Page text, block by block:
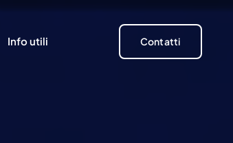
Info utili Contatti